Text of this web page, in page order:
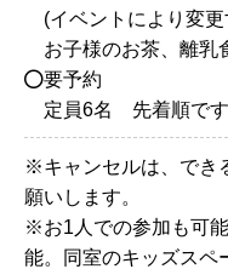
(イベントにより変更
お子様のお茶、離乳
要予約
定員6名 先着順です
※キャンセルは、でき
願いします。
※お1人での参加も可
能。同室のキッズスペ